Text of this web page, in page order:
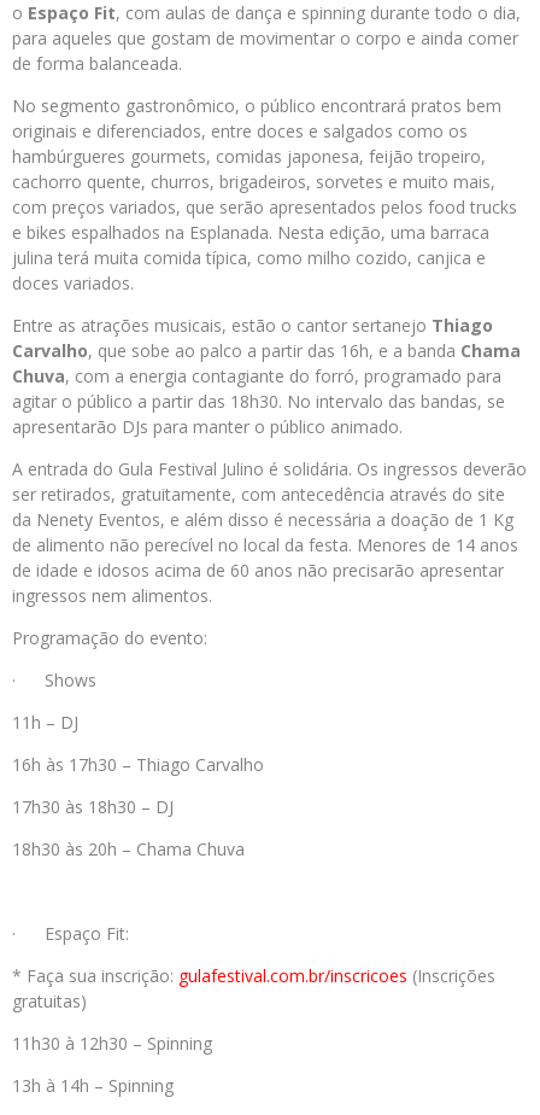
o Espaço Fit, com aulas de dança e spinning durante todo o dia,
para aqueles que gostam de movimentar o corpo e ainda comer
de forma balanceada.
No segmento gastronômico, o público encontrará pratos bem
originais e diferenciados, entre doces e salgados como os
hambúrgueres gourmets, comidas japonesa, feijão tropeiro,
cachorro quente, churros, brigadeiros, sorvetes e muito mais,
com preços variados, que serão apresentados pelos food trucks
e bikes espalhados na Esplanada. Nesta edição, uma barraca
julina terá muita comida típica, como milho cozido, canjica e
doces variados.
Entre as atrações musicais, estão o cantor sertanejo Thiago
Carvalho, que sobe ao palco a partir das 16h, e a banda Chama
Chuva, com a energia contagiante do forró, programado para
agitar o público a partir das 18h30. No intervalo das bandas, se
apresentarão DJs para manter o público animado.
A entrada do Gula Festival Julino é solidária. Os ingressos deverão
ser retirados, gratuitamente, com antecedência através do site
da Nenety Eventos, e além disso é necessária a doação de 1 Kg
de alimento não perecível no local da festa. Menores de 14 anos
de idade e idosos acima de 60 anos não precisarão apresentar
ingressos nem alimentos.
Programação do evento:
· Shows
11h – DJ
16h às 17h30 – Thiago Carvalho
17h30 às 18h30 – DJ
18h30 às 20h – Chama Chuva
· Espaço Fit:
* Faça sua inscrição: gulafestival.com.br/inscricoes (Inscrições
gratuitas)
11h30 à 12h30 – Spinning
13h à 14h – Spinning